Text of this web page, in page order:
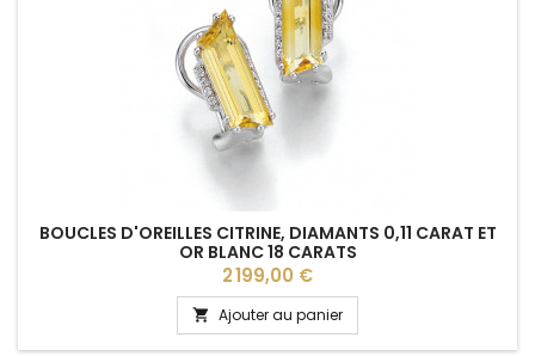
BOUCLES D'OREILLES CITRINE, DIAMANTS 0,11 CARAT ET
OR BLANC 18 CARATS
Prix
2 199,00 €
 Ajouter au panier